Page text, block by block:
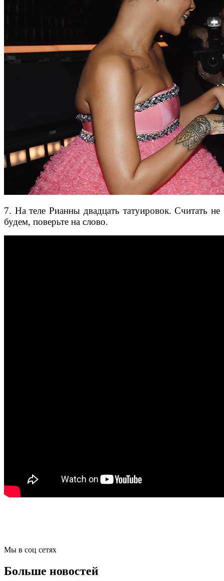
7. На теле Рианны двадцать татуировок. Считать не
будем, поверьте на слово.
Мы в соц сетях
Больше новостей